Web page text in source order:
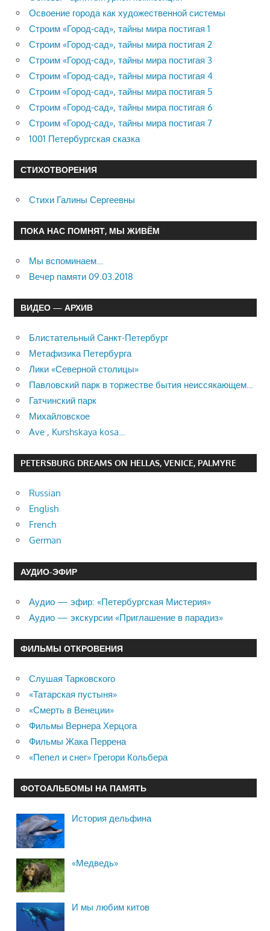
Освоение города как художественной системы
Строим «Город-сад», тайны мира постигая 1
Строим «Город-сад», тайны мира постигая 2
Строим «Город-сад», тайны мира постигая 3
Строим «Город-сад», тайны мира постигая 4
Строим «Город-сад», тайны мира постигая 5
Строим «Город-сад», тайны мира постигая 6
Строим «Город-сад», тайны мира постигая 7
1001 Петербургская сказка
СТИХОТВОРЕНИЯ
Стихи Галины Сергеевны
ПОКА НАС ПОМНЯТ, МЫ ЖИВЁМ
Мы вспоминаем…
Вечер памяти 09.03.2018
ВИДЕО — АРХИВ
Блистательный Санкт-Петербург
Метафизика Петербурга
Лики «Северной столицы»
Павловский парк в торжестве бытия неиссякающем…
Гатчинский парк
Михайловское
Ave , Kurshskaya kosa…
PETERSBURG DREAMS ON HELLAS, VENICE, PALMYRE
Russian
English
French
German
АУДИО-ЭФИР
Аудио — эфир: «Петербургская Мистерия»
Аудио — экскурсии «Приглашение в парадиз»
ФИЛЬМЫ ОТКРОВЕНИЯ
Слушая Тарковского
«Татарская пустыня»
«Смерть в Венеции»
Фильмы Вернера Херцога
Фильмы Жака Перрена
«Пепел и снег» Грегори Кольбера
ФОТОАЛЬБОМЫ НА ПАМЯТЬ
История дельфина
«Медведь»
И мы любим китов